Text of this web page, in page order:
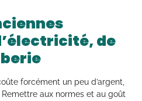
de
forcément un peu d’argent,
Remettre aux normes et au goût